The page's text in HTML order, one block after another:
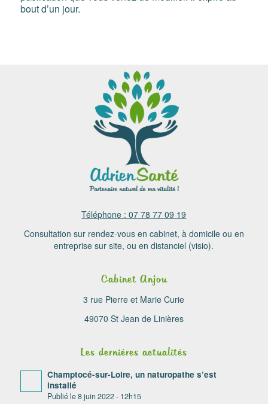
bout d’un jour.
Téléphone :07 78 77 09 19
Consultation sur rendez-vous en cabinet, à domicile ou en
entreprise sur site, ou en distanciel (visio).
Cabinet Anjou
3 rue Pierre et Marie Curie
49070 St Jean de Linières
Les dernières actualités
Champtocé-sur-Loire, un naturopathe s’est
installé
8 juin 2022 - 12h15